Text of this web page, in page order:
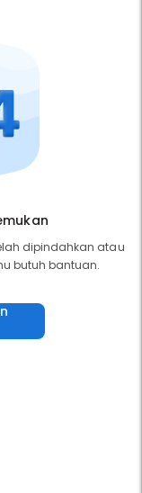
dipindahkan atau
butuh bantuan.